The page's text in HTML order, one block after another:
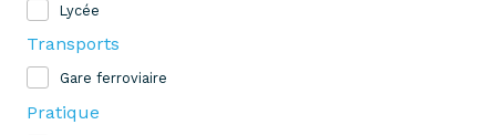
Lycée
Transports
Gare ferroviaire
Pratique